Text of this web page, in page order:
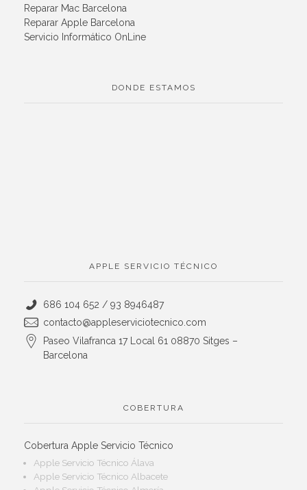
Reparar Mac Barcelona
Reparar Apple Barcelona
Servicio Informático OnLine
DONDE ESTAMOS
APPLE SERVICIO TÉCNICO
686 104 652 / 93 8946487
contacto@appleserviciotecnico.com
Paseo Vilafranca 17 Local 61 08870 Sitges –
Barcelona
COBERTURA
Cobertura Apple Servicio Técnico
Apple Servicio Técnico Álava
Apple Servicio Técnico Albacete